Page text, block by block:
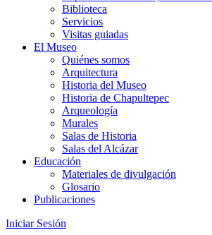
Biblioteca
Servicios
Visitas guiadas
El Museo
Quiénes somos
Arquitectura
Historia del Museo
Historia de Chapultepec
Arqueología
Murales
Salas de Historia
Salas del Alcázar
Educación
Materiales de divulgación
Glosario
Publicaciones
Iniciar Sesión